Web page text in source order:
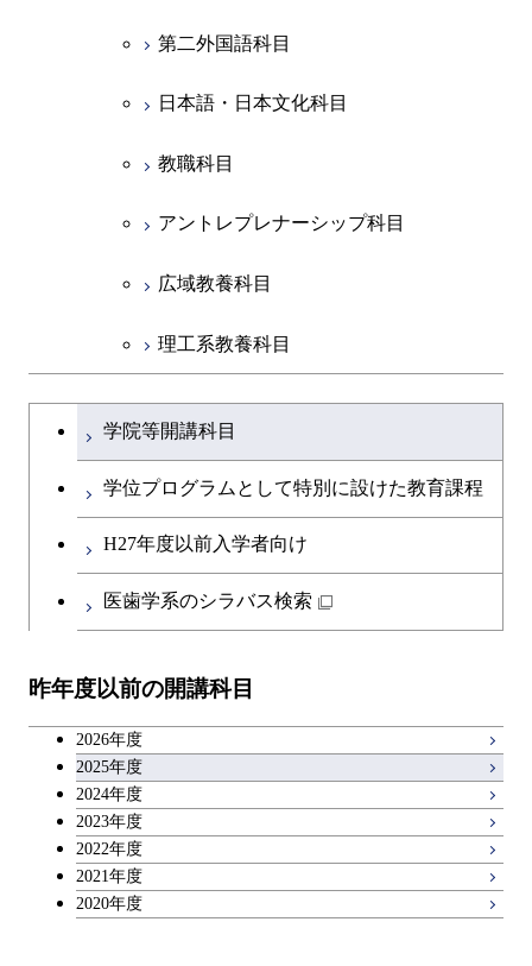
共通専門科目
第二外国語科目
日本語・日本文化科目
教職科目
アントレプレナーシップ科目
広域教養科目
理工系教養科目
学士課程を切り替える
学院等開講科目
学位プログラムとして特別に設けた教育課程
H27年度以前入学者向け
医歯学系のシラバス検索
昨年度以前の開講科目
2026年度
2025年度
2024年度
2023年度
2022年度
2021年度
2020年度